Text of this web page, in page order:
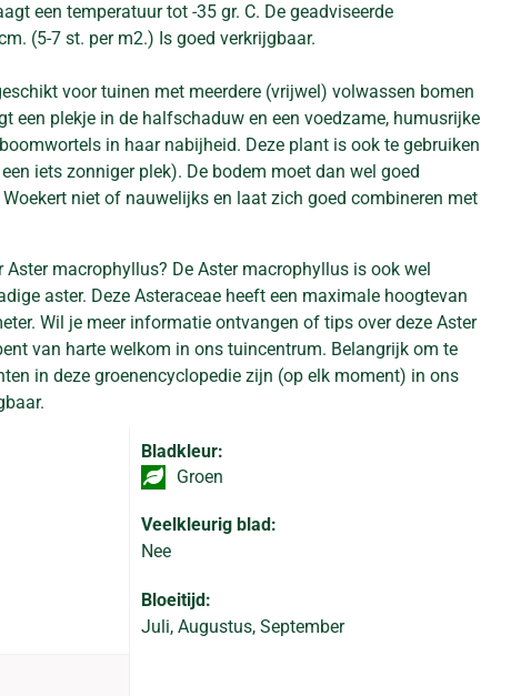
een temperatuur tot -35 gr. C. De geadviseerde
(5-7 st. per m2.) Is goed verkrijgbaar.
voor tuinen met meerdere (vrijwel) volwassen bomen
een plekje in de halfschaduw en een voedzame, humusrijke
in haar nabijheid. Deze plant is ook te gebruiken
iets zonniger plek). De bodem moet dan wel goed
niet of nauwelijks en laat zich goed combineren met
Aster macrophyllus? De Aster macrophyllus is ook wel
aster. Deze Asteraceae heeft een maximale hoogtevan
Wil je meer informatie ontvangen of tips over deze Aster
van harte welkom in ons tuincentrum. Belangrijk om te
in deze groenencyclopedie zijn (op elk moment) in ons
Bladkleur:
Groen
Veelkleurig blad:
Nee
Bloeitijd:
Juli, Augustus, September